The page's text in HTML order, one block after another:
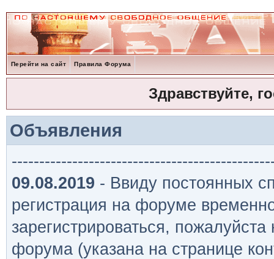
Перейти на сайт Правила Форума
Здравствуйте,
Объявления
09.08.2019 - Ввиду постоянных
регистрация на форуме
зарегистрироваться,
форума (указана на странице